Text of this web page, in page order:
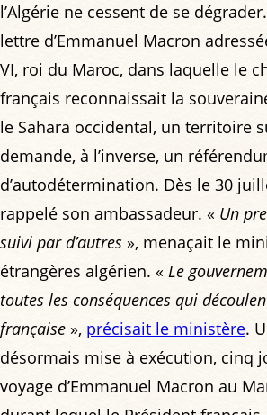
l’Algérie ne cessent de se
lettre d’Emmanuel Macron
VI, roi du Maroc, dans laquelle le
français reconnaissait la
le Sahara occidental, un territoire
demande, à l’inverse, un
d’autodétermination. Dès le 30
rappelé son ambassadeur. « Un
suivi par d’autres », menaçait le
étrangères algérien. « Le
toutes les conséquences qui
française », précisait le ministère.
désormais mise à exécution, cinq
voyage d’Emmanuel Macron au